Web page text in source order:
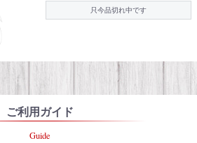
只今品切れ中です
ご利用ガイド
Guide